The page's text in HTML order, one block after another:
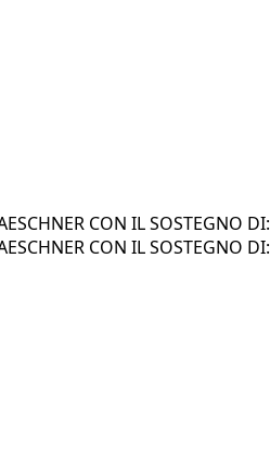
CON IL SOSTEGNO DI:
CON IL SOSTEGNO DI: